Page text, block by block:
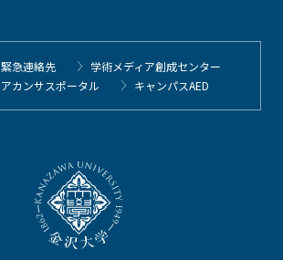
緊急連絡先
学術メディア創成センター
アカンサスポータル
キャンパスAED